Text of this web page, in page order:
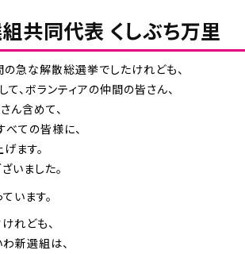
共同代表 くしぶち万里
急な解散総選挙でしたけれども、
て、ボランティアの仲間の皆さん、
ん含めて、
べての皆様に、
ます。
いました。
います。
れども、
わ新選組は、